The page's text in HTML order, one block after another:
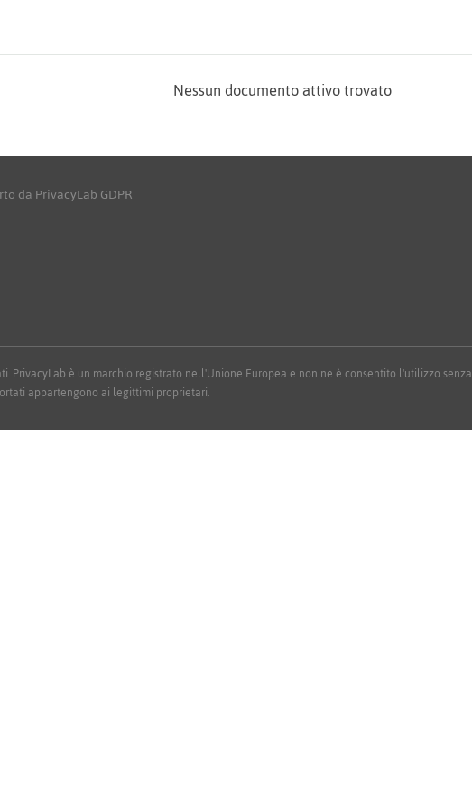
Nessun documento attivo trovato
da PrivacyLab GDPR
PrivacyLab è un marchio registrato nell'Unione Europea e non ne è consentito l'utilizzo senza
appartengono ai legittimi proprietari.